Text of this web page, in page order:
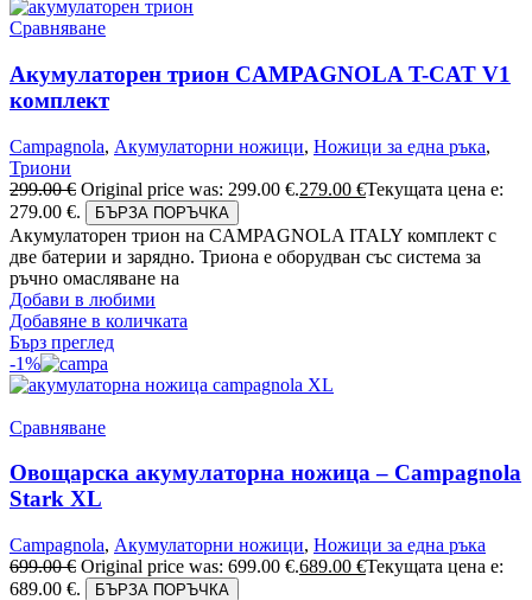
Сравняване
Акумулаторен трион CAMPAGNOLA T-CAT V1
комплект
Campagnola, Акумулаторни ножици, Ножици за една ръка,
Триони
299.00€ Original price was: 299.00 €.279.00 €Текущата цена е:
279.00 €.
БЪРЗА ПОРЪЧКА
Акумулаторен трион на CAMPAGNOLA ITALY комплект с
две батерии и зарядно. Триона е оборудван със система за
ръчно омасляване на
Добави в любими
Добавяне в количката
Бърз преглед
-1%
Сравняване
Овощарска акумулаторна ножица – Campagnola
Stark XL
Campagnola, Акумулаторни ножици, Ножици за една ръка
699.00€ Original price was: 699.00 €.689.00 €Текущата цена е:
689.00 €.
БЪРЗА ПОРЪЧКА